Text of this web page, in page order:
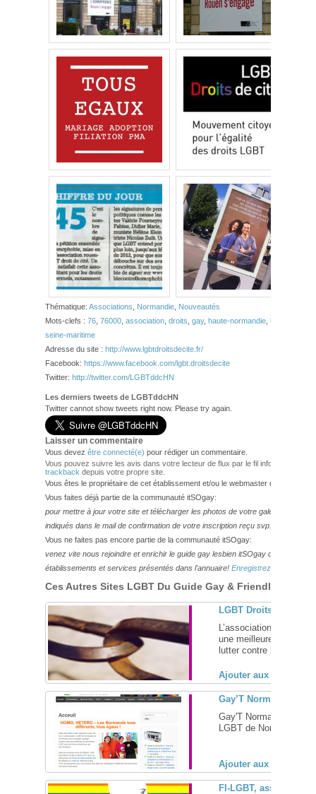
Thématique: Associations Normandie Nouveautés
Mots-clefs : 76 76000 association droits gay, haute-normandie homophobie
seine-maritime
Adresse du site : http://www.lgbtdroitsdecite.fr/
Facebook: https://www.facebook.com/lgbt.droitsdecite
Twitter: http://twitter.com/LGBTddcHN
Les derniers tweets de LGBTddcHN
Twitter cannot show tweets right now. Please try again.
Laisser un commentaire
Vous devez être connecté(e) pour rédiger un commentaire.
Vous pouvez suivre les avis dans votre lecteur de flux par le fil info
trackback depuis votre propre site.
Vous êtes le propriétaire de cet établissement et/ou le webmaster de ce site?
Vous faites déjà partie de la communauté itSOgay:
pour mettre à jour votre site et télécharger les photos de votre galerie,
indiqués dans le mail de confirmation de votre inscription reçu svp.
Vous ne faites pas encore partie de la communauté itSOgay:
venez vite nous rejoindre et enrichir le guide gay lesbien itSOgay de vos
établissements et services présentés dans l'annuaire! Enregistrez-vous ici!
Ces Autres Sites LGBT Du Guide Gay & Friendly
LGBT Droits de Cité,
L’association LGBT
une meilleure
lutter contre les
Ajouter aux favoris
Gay’T Normande,
Gay'T Normande,
LGBT de Normandie
Ajouter aux favoris
Fl-LGBT, association